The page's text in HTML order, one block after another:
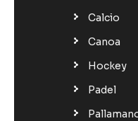
Calcio
Canoa
Hockey
Padel